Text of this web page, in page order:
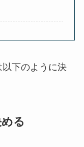
下のように決
る